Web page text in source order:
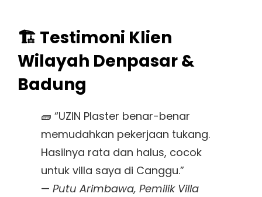
🏗️ Testimoni Klien
Wilayah Denpasar &
Badung
🧱 “UZIN Plaster benar-benar
memudahkan pekerjaan tukang.
Hasilnya rata dan halus, cocok
untuk villa saya di Canggu.”
— Putu Arimbawa, Pemilik Villa